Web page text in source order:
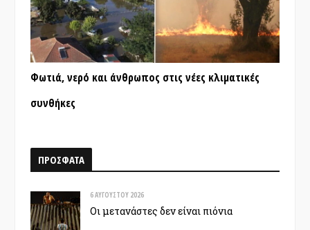
Φωτιά, νερό και άνθρωπος στις νέες κλιματικές
συνθήκες
ΠΡΟΣΦΑΤΑ
6 ΑΥΓΟΎΣΤΟΥ 2026
Οι μετανάστες δεν είναι πιόνια